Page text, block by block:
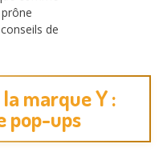
de
marque Y :
pop-ups